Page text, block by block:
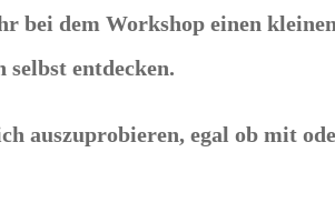
bei dem Workshop einen
selbst entdecken.
auszuprobieren, egal ob mit